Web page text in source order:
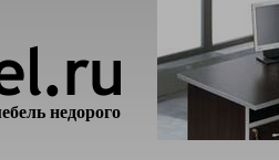
недорого